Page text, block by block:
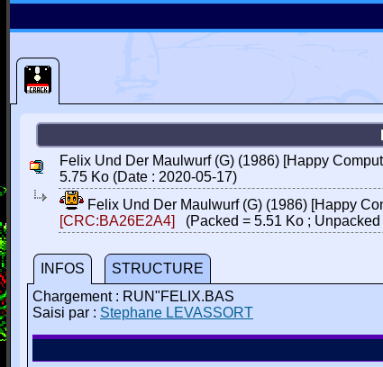
Felix Und Der Maulwurf (G) (1986) [Happy
5.75 Ko (Date : 2020-05-17)
Felix Und Der Maulwurf (G) (1986) [Happy
[CRC:BA26E2A4]
(Packed = 5.51 Ko ;
INFOS
STRUCTURE
Chargement : RUN"FELIX.BAS
Saisi par : Stephane LEVASSORT